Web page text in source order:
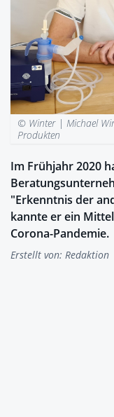
© Winter |Michael
Produkten
Im Frühjahr 2020
"Erkenntnis der
kannte er ein
Corona-Pandemie.
Erstellt von: Redaktion